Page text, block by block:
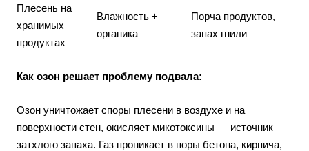
Плесень на
хранимых
продуктах
Влажность +
органика
Порча продуктов,
запах гнили
Как озон решает проблему подвала:
Озон уничтожает споры плесени в воздухе и на
поверхности стен, окисляет микотоксины — источник
затхлого запаха. Газ проникает в поры бетона, кирпича,